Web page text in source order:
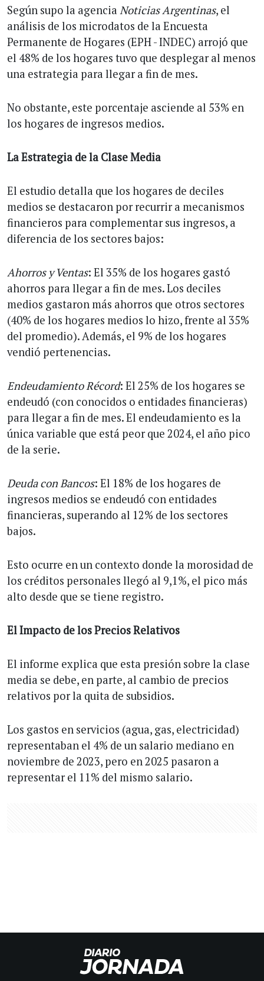
Según supo la agencia Noticias Argentinas, el
análisis de los microdatos de la Encuesta
Permanente de Hogares (EPH - INDEC) arrojó que
el 48% de los hogares tuvo que desplegar al menos
una estrategia para llegar a fin de mes.
No obstante, este porcentaje asciende al 53% en
los hogares de ingresos medios.
La Estrategia de la Clase Media
El estudio detalla que los hogares de deciles
medios se destacaron por recurrir a mecanismos
financieros para complementar sus ingresos, a
diferencia de los sectores bajos:
Ahorros y Ventas: El 35% de los hogares gastó
ahorros para llegar a fin de mes. Los deciles
medios gastaron más ahorros que otros sectores
(40% de los hogares medios lo hizo, frente al 35%
del promedio). Además, el 9% de los hogares
vendió pertenencias.
Endeudamiento Récord: El 25% de los hogares se
endeudó (con conocidos o entidades financieras)
para llegar a fin de mes. El endeudamiento es la
única variable que está peor que 2024, el año pico
de la serie.
Deuda con Bancos: El 18% de los hogares de
ingresos medios se endeudó con entidades
financieras, superando al 12% de los sectores
bajos.
Esto ocurre en un contexto donde la morosidad de
los créditos personales llegó al 9,1%, el pico más
alto desde que se tiene registro.
El Impacto de los Precios Relativos
El informe explica que esta presión sobre la clase
media se debe, en parte, al cambio de precios
relativos por la quita de subsidios.
Los gastos en servicios (agua, gas, electricidad)
representaban el 4% de un salario mediano en
noviembre de 2023, pero en 2025 pasaron a
representar el 11% del mismo salario.